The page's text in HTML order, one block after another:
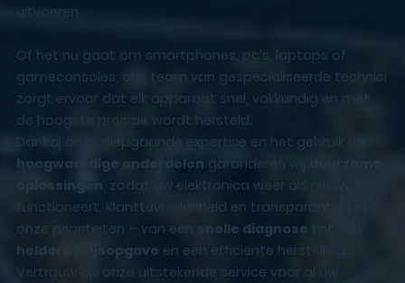
uitvoeren.
Of het nu gaat om smartphones, pc’s, laptops of
gameconsoles, ons team van gespecialiseerde technici
zorgt ervoor dat elk apparaat snel, vakkundig en met
de hoogste precisie wordt hersteld.
Dankzij onze diepgaande expertise en het gebruik van
hoogwaardige onderdelen garanderen wij
oplossingen, zodat uw elektronica weer als nieuw
functioneert. Klanttevredenheid en transparantie zijn
onze prioriteiten – van een snelle diagnose tot een
heldere prijsopgave en een efficiënte herstelling.
Vertrouw op onze uitstekende service voor al uw